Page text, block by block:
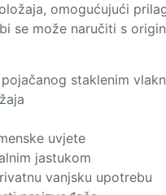
omogućujući
se može naručiti s
staklenim
uvjete
jastukom
vanjsku upotrebu